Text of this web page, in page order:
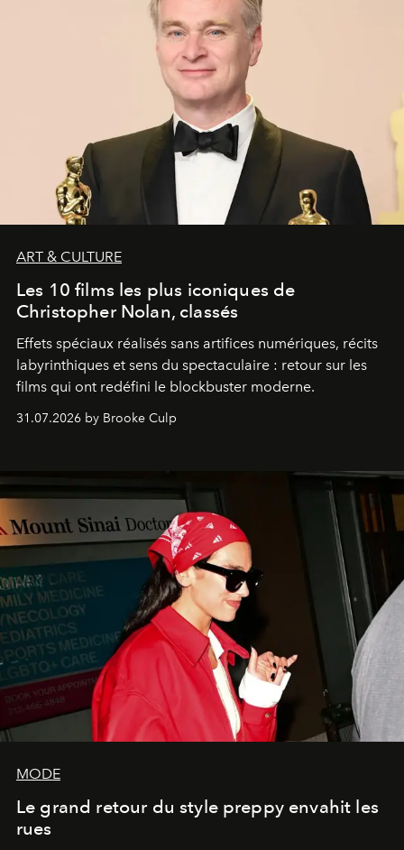
ART & CULTURE
Les 10 films les plus iconiques de
Christopher Nolan, classés
Effets spéciaux réalisés sans artifices numériques, récits
labyrinthiques et sens du spectaculaire : retour sur les
films qui ont redéfini le blockbuster moderne.
31.07.2026 by Brooke Culp
MODE
Le grand retour du style preppy envahit les
rues